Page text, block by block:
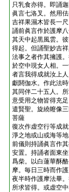
只乳食亦得。即誦
眞言七洛叉。然用
吉祥果濕木皆長一
誦前眞言作於護摩
其天中起黒風雲。
得起。但誦聖妙吉
法事之者作其擁護
於空中現女人相。
者言我得成就汝上
獻閼伽水。作此法
其同伴二十五人。
意受用之物皆得充
遣賢聖。旋繞㡧像
菩薩
復次作虚空行等成
淨之地或山或海等
前儀則持誦眞言作
安置。持誦者面東
爲柴。以白蓮華酥
摩。毎日三時而作
夜半時作護摩法畢
所求皆得。或虚空